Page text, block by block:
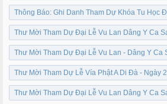
Thông Báo: Ghi Danh Tham Dự Khóa Tu Học
Thư Mời Tham Dự Đại Lễ Vu Lan Dâng Y Ca
Thư Mời Tham Dự Đại Lễ Vu Lan - Dâng Y Ca
Thư Mời Tham Dự Lễ Vía Phật A Di Đà - Ngày
Thư Mời Tham Dự Đại Lễ Vu Lan Dâng Y Ca